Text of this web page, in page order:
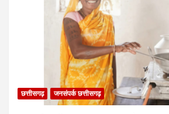
छत्तीसगढ़ जनसंपर्क छत्तीसगढ़